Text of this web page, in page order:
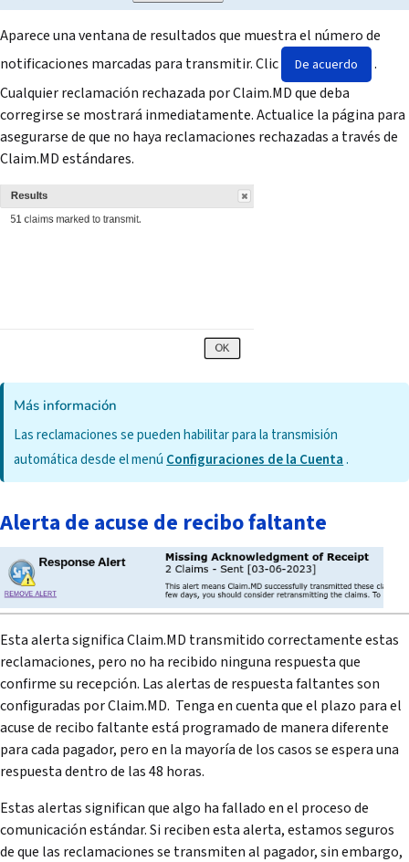
Aparece una ventana de resultados que muestra el número de
notificaciones marcadas para transmitir. Clic
De acuerdo
.
Cualquier reclamación rechazada por Claim.MD que deba
corregirse se mostrará inmediatamente. Actualice la página para
asegurarse de que no haya reclamaciones rechazadas a través de
Claim.MD estándares.
Más información
Las reclamaciones se pueden habilitar para la transmisión
automática desde el menú Configuraciones de la Cuenta .
Alerta de acuse de recibo faltante
Esta alerta significa Claim.MD transmitido correctamente estas
reclamaciones, pero no ha recibido ninguna respuesta que
confirme su recepción. Las alertas de respuesta faltantes son
configuradas por Claim.MD. Tenga en cuenta que el plazo para el
acuse de recibo faltante está programado de manera diferente
para cada pagador, pero en la mayoría de los casos se espera una
respuesta dentro de las 48 horas.
Estas alertas significan que algo ha fallado en el proceso de
comunicación estándar. Si reciben esta alerta, estamos seguros
de que las reclamaciones se transmiten al pagador, sin embargo,